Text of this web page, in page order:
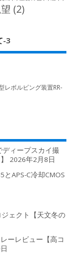
(2)
-3
レボルビング装置RR-
ディープスカイ撮
2026年2月8日
APS-C冷却CMOS
ジェクト【天文冬の
ーレビュー【高コ